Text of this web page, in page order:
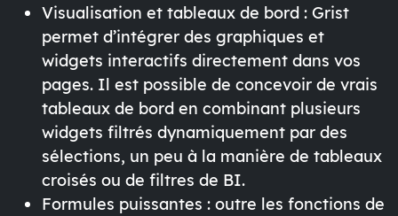
Visualisation et tableaux de bord : Grist
permet d’intégrer des graphiques et
widgets interactifs directement dans vos
pages. Il est possible de concevoir de vrais
tableaux de bord en combinant plusieurs
widgets filtrés dynamiquement par des
sélections, un peu à la manière de tableaux
croisés ou de filtres de BI.
Formules puissantes : outre les fonctions de